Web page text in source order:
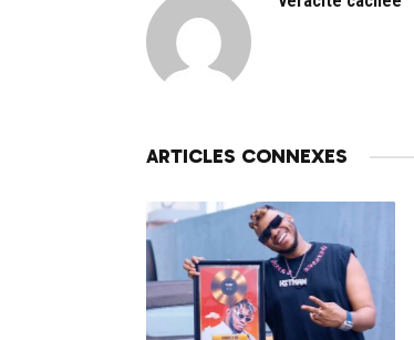
ARTICLES CONNEXES